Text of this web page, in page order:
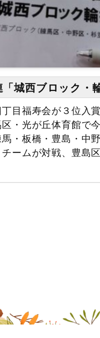
城西ブロック・
目福寿会が３位入
・光が丘体育館で
・板橋・豊島・中
ームが対戦、豊島